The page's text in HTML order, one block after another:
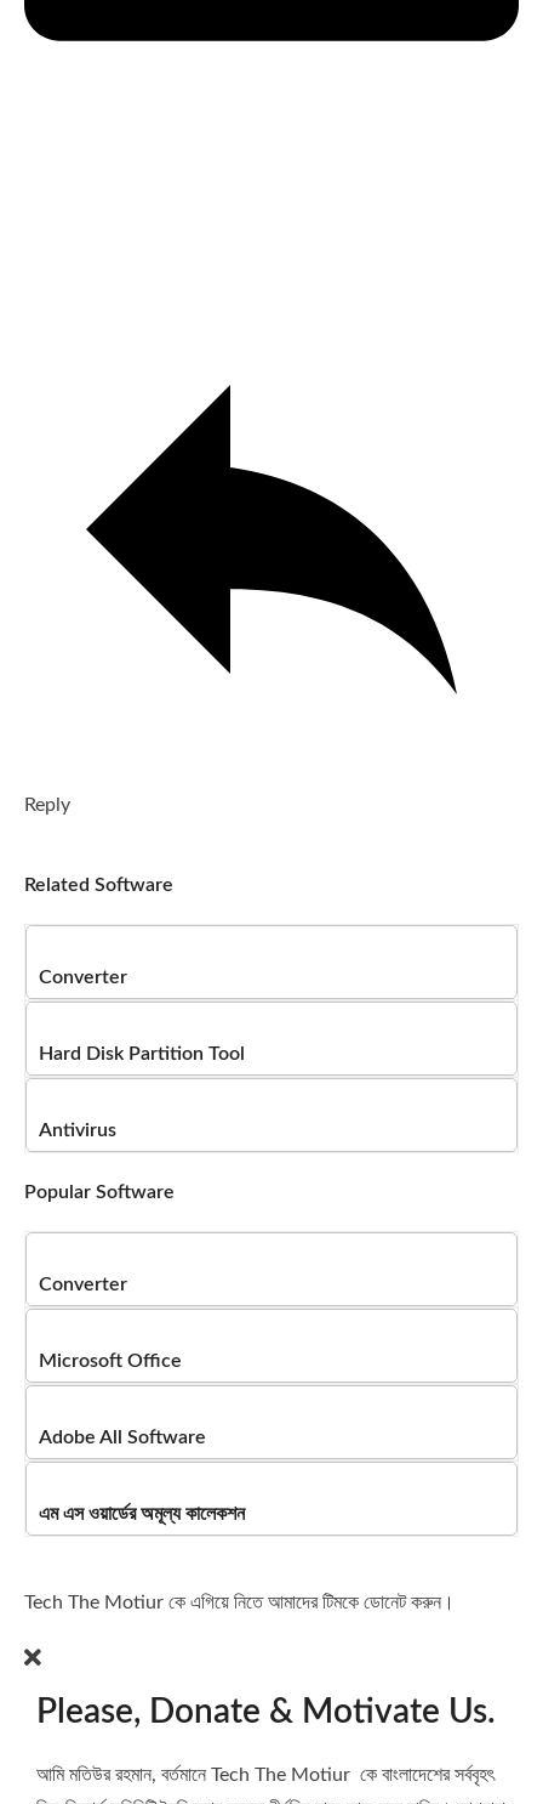
Reply
Related Software
Converter
Hard Disk Partition Tool
Antivirus
Popular Software
Converter
Microsoft Office
Adobe All Software
এম এস ওয়ার্ডের অমূল্য কালেকশন
Tech The Motiur কে এগিয়ে নিতে আমাদের টিমকে ডোনেট করুন।
Please, Donate & Motivate Us.
আমি মতিউর রহমান, বর্তমানে Tech The Motiur কে বাংলাদেশের সর্ববৃহৎ